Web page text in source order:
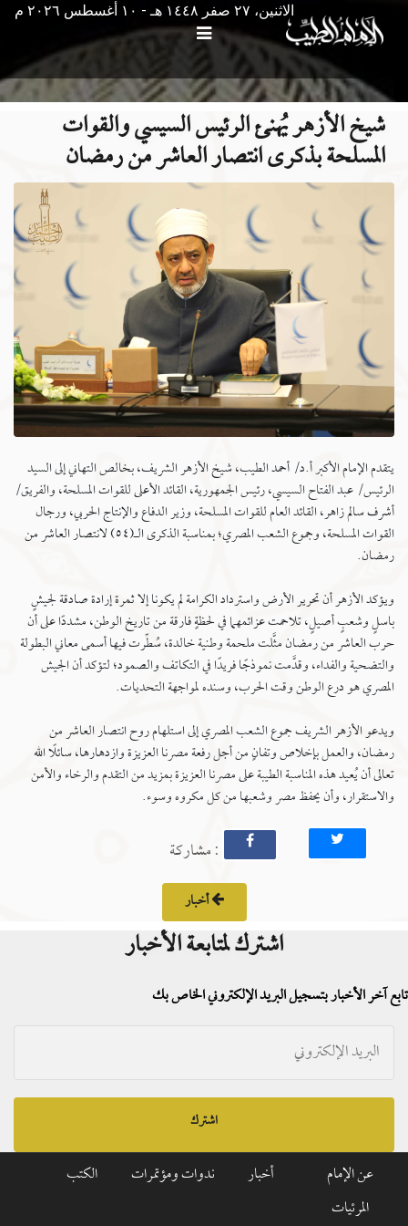
الاثنين، ٢٧ صفر ١٤٤٨ هـ - ۱۰ أغسطس ۲۰۲٦ م
شيخ الأزهر يُهنئ الرئيس السيسي والقوات
المسلحة بذكرى انتصار العاشر من رمضان
يتقدم الإمام الأكبر أ.د/ أحمد الطيب، شيخ الأزهر الشريف، بخالص التهاني إلى السيد
الرئيس/ عبد الفتاح السيسي، رئيس الجمهورية، القائد الأعلى للقوات المسلحة، والفريق/
أشرف سالم زاهر، القائد العام للقوات المسلحة، وزير الدفاع والإنتاج الحربي، ورجال
القوات المسلحة، وجموع الشعب المصري؛ بمناسبة الذكرى الـ(٥٤) لانتصار العاشر من
رمضان.
ويؤكد الأزهر أن تحرير الأرض واسترداد الكرامة لم يكونا إلا ثمرة إرادة صادقة لجيشٍ
باسلٍ وشعبٍ أصيلٍ، تلاحمت عزائمهما في لحظةٍ فارقة من تاريخ الوطن، مشددًا على أن
حرب العاشر من رمضان مثَّلت ملحمة وطنية خالدة، سُطِّرت فيها أسمى معاني البطولة
والتضحية والفداء، وقدَّمت نموذجًا فريدًا في التكاتف والصمود؛ لتؤكد أن الجيش
المصري هو درع الوطن وقت الحرب، وسنده لمواجهة التحديات.
ويدعو الأزهر الشريف جموع الشعب المصري إلى استلهام روح انتصار العاشر من
رمضان، والعمل بإخلاص وتفانٍ من أجل رفعة مصرنا العزيزة وازدهارها، سائلًا الله
تعالى أن يُعيد هذه المناسبة الطيبة على مصرنا العزيزة بمزيد من التقدم والرخاء والأمن
والاستقرار، وأن يحفظ مصر وشعبها من كل مكروه وسوء.
: مشاركة
أخبار
اشترك لمتابعة الأخبار
تابع آخر الأخبار بتسجيل البريد الإلكتروني الخاص بك
اشترك
عن الإمام أخبار ندوات ومؤتمرات
الكتب
المرئيات